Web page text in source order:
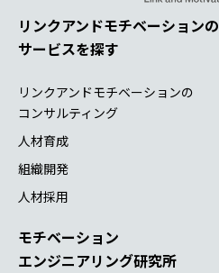
リンクアンドモチベーションの
サービスを探す
リンクアンドモチベーションの
コンサルティング
人材育成
組織開発
人材採用
モチベーション
エンジニアリング研究所